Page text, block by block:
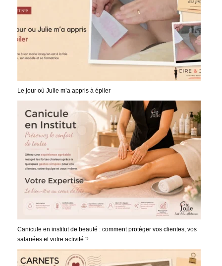
Le jour où Julie m’a appris à épiler
Canicule en institut de beauté : comment protéger vos clientes, vos
salariées et votre activité ?